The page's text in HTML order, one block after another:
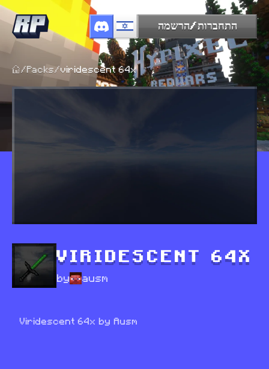
התחברות/הרשמה
/ Packs/viridescent 64x
VIRIDESCENT 64X
by ausm
Viridescent 64x by Ausm